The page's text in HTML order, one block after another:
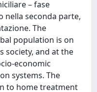
– fase
nella seconda parte,
The
population is on
society, and at the
economic
systems. The
to home treatment